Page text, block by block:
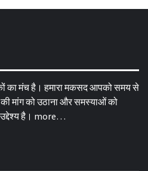
का मंच है। हमारा मकसद आपको समय से
मांग को उठाना और समस्याओं को
है। more…